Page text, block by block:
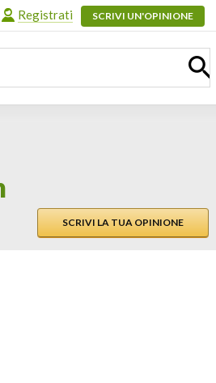
Registrati SCRIVI UN'OPINIONE
SCRIVI LA TUA OPINIONE